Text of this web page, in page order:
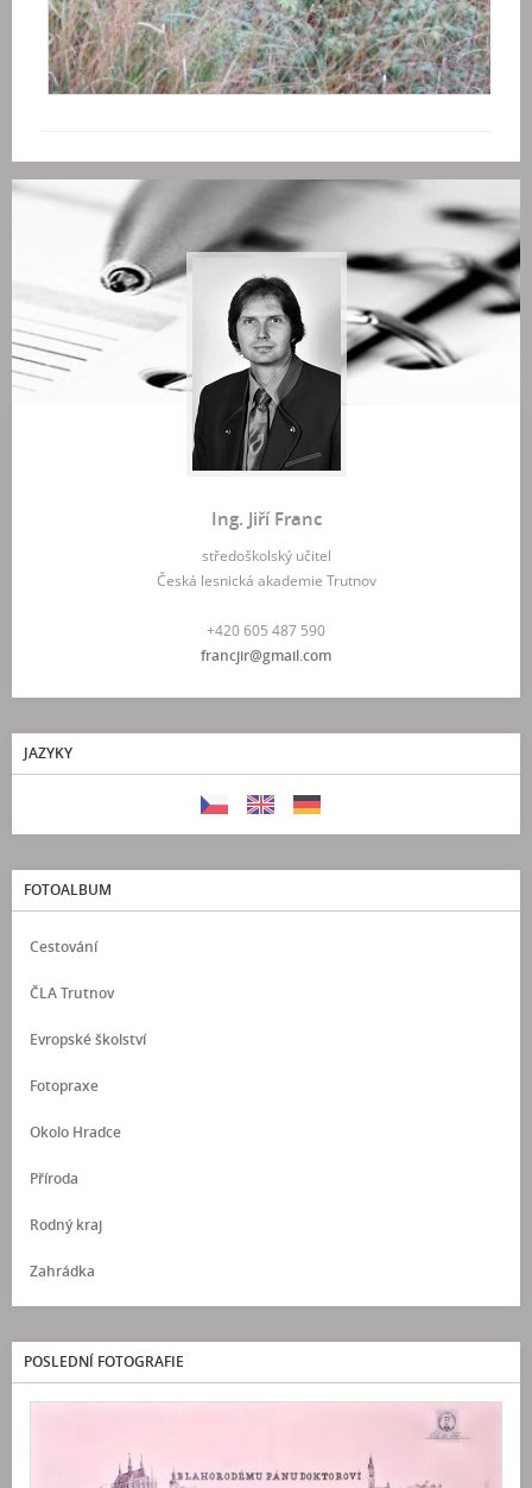
Ing. Jiří Franc
středoškolský učitel
Česká lesnická akademie Trutnov
+420 605 487 590
francjir@gmail.com
JAZYKY
FOTOALBUM
Cestování
ČLA Trutnov
Evropské školství
Fotopraxe
Okolo Hradce
Příroda
Rodný kraj
Zahrádka
POSLEDNÍ FOTOGRAFIE